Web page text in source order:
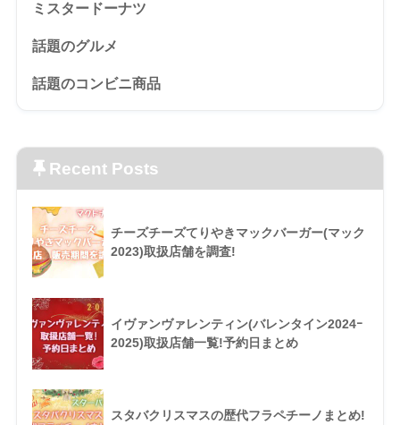
ミスタードーナツ
話題のグルメ
話題のコンビニ商品
Recent Posts
チーズチーズてりやきマックバーガー(マック
2023)取扱店舗を調査!
イヴァンヴァレンティン(バレンタイン2024ｰ
2025)取扱店舗一覧!予約日まとめ
スタバクリスマスの歴代フラペチーノまとめ!